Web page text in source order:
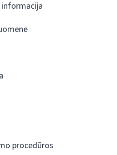
procedūros